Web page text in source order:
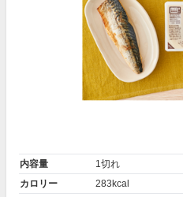
内容量
1切れ
カロリー
283kcal